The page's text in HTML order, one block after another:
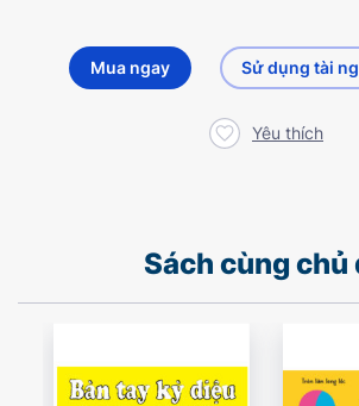
Mua ngay Sử dụng tài
Yêu thích
Sách cùng chủ